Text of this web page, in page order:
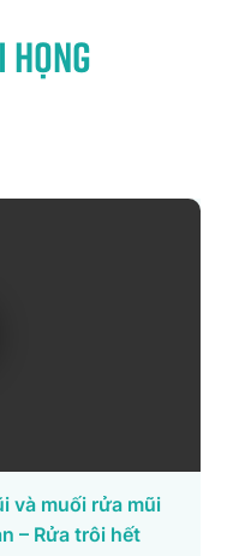
họng
và muối rửa mũi
– Rửa trôi hết